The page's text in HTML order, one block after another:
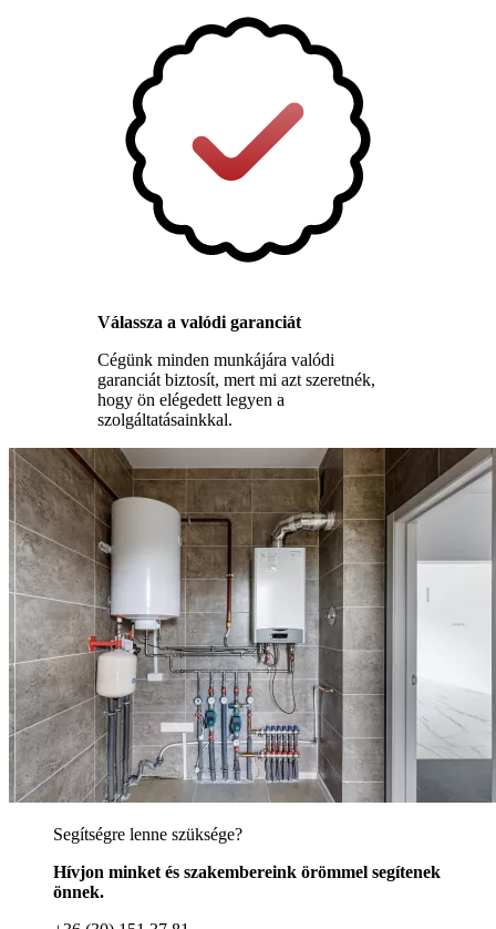
Válassza a valódi garanciát
Cégünk minden munkájára valódi
garanciát biztosít, mert mi azt szeretnék,
hogy ön elégedett legyen a
szolgáltatásainkkal.
Segítségre lenne szüksége?
Hívjon minket és szakembereink örömmel segítenek
önnek.